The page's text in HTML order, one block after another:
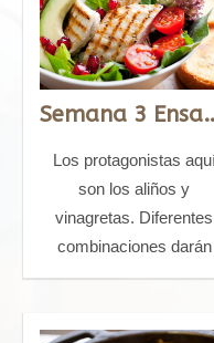
Los protagonistas
son los aliños y
vinagretas. Diferentes
combinaciones darán
lugar a diferentes